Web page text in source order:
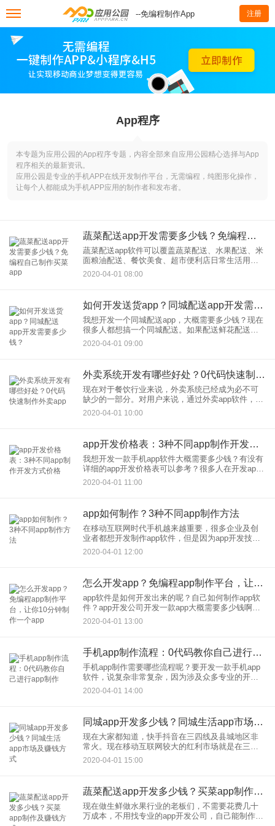
--免编程制作App 注册
App程序
本专题为应用公园的App程序专题，内容全部来自应用公园精心选择与App
程序相关的最新资讯。
应用公园是专业的手机APP在线开发制作平台，无需编程，纯图形化操作，
让每个人都能成为手机APP应用的制作者和发布者。
蔬菜配送app开发需要多少钱？免编程自己制作买菜app
蔬菜配送app软件可以覆盖蔬菜配送、水果配送、米
面粮油配送、餐饮美食、超市便利店日常生活用品
等等领域。让用户通过手机app就能快速选购商品，
在线下单之后，由配送员直接送货上门。对消费者
2020-04-01 08:00
如何开发送货app？同城配送app开发需要多少钱？
我想开发一个同城配送app，大概需要多少钱？现在
很多人都想搞一个同城配送。如果配送鲜花配送医
药配送等等，通过配送软件为本地人提供上门送货
的服务。在移动互联网越来越便利的今天，同城配
2020-04-01 09:00
外卖系统开发有哪些好处？0代码快速制作外卖app
现在对于餐饮行业来说，外卖系统已经成为必不可
缺少的一部分。对用户来说，通过外卖app软件，可
以快速查看周边的商家美食，不用跑腿，不用排队
等待，通过手机app软件提前下单之后坐等送货送货
2020-04-01 10:00
app开发价格表：3种不同app制作开发方式价格
我想开发一款手机app软件大概需要多少钱？有没有
详细的app开发价格表可以参考？很多人在开发app
的时候，第1个问题就是想搞清楚必须开发到底要投
入多少钱，但是市场上的app开发价格要比较模糊，
2020-04-01 11:00
app如何制作？3种不同app制作方法
在移动互联网时代手机越来越重要，很多企业及创
业者都想开发制作app软件，但是因为app开发技术
门槛比较高，很多人对app如何制作并不了解，app
如何制作呢？现在app制作可以分为3种不同的模
2020-04-01 12:00
怎么开发app？免编程app制作平台，让你10分钟制作一个app
app软件是如何开发出来的呢？自己如何制作app软
件？app开发公司开发一款app大概需要多少钱啊？
如何从零把一个创意变为app产品上线？如果按照传
统的编程开发模式要开发制作app，需要大量专业的
2020-04-01 13:00
手机app制作流程：0代码教你自己进行app制作
手机app制作需要哪些流程呢？要开发一款手机app
软件，说复杂非常复杂，因为涉及众多专业的开发
领域，涉及的专业开发人才包括安卓开发师、苹果
iOS开发师、前端开发师、后台开发师、测试工程
2020-04-01 14:00
同城app开发多少钱？同城生活app市场及赚钱方式
现在大家都知道，快手抖音在三四线及县城地区非
常火。现在移动互联网较大的红利市场就是在三四
线及县城地区，一二线城市早已经饱和，而且县城
市场圈层很小，文化统一，常规的互联网巨头很难
2020-04-01 15:00
蔬菜配送app开发多少钱？买菜app制作及赚钱方式
现在做生鲜做水果行业的老板们，不需要花费几十
万成本，不用找专业的app开发公司，自己能制作蔬